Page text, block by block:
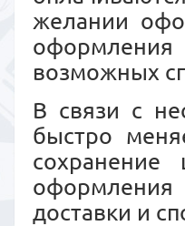
желании
возможных
В связи с
быстро
доставки и